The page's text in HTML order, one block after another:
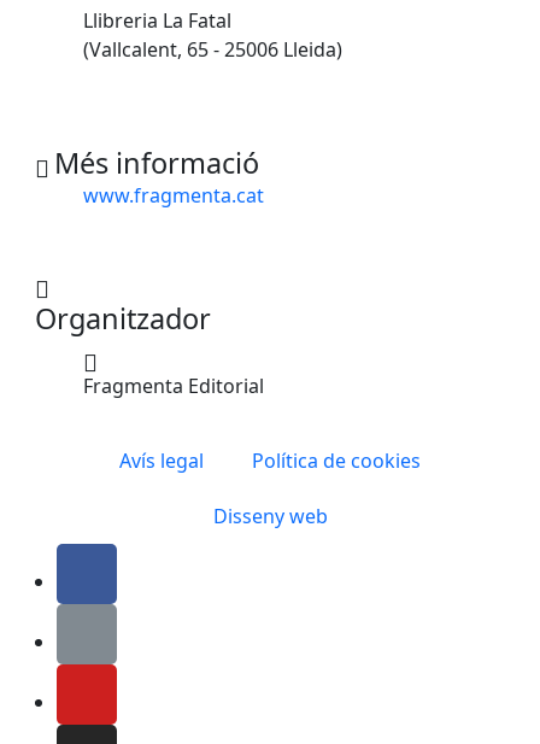
Llibreria La Fatal
(Vallcalent, 65 - 25006 Lleida)
Més informació
www.fragmenta.cat
Organitzador
Fragmenta Editorial
Avís legal Política de cookies
Disseny web